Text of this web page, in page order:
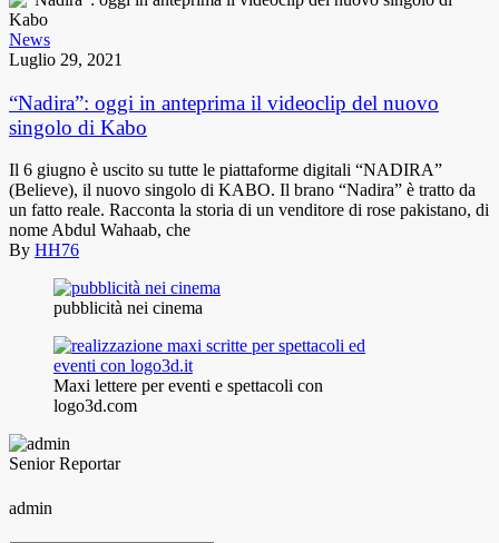
News
Luglio 29, 2021
“Nadira”: oggi in anteprima il videoclip del nuovo
singolo di Kabo
Il 6 giugno è uscito su tutte le piattaforme digitali “NADIRA”
(Believe), il nuovo singolo di KABO. Il brano “Nadira” è tratto da
un fatto reale. Racconta la storia di un venditore di rose pakistano, di
nome Abdul Wahaab, che
By HH76
pubblicità nei cinema
Maxi lettere per eventi e spettacoli con
logo3d.com
Senior Reportar
admin